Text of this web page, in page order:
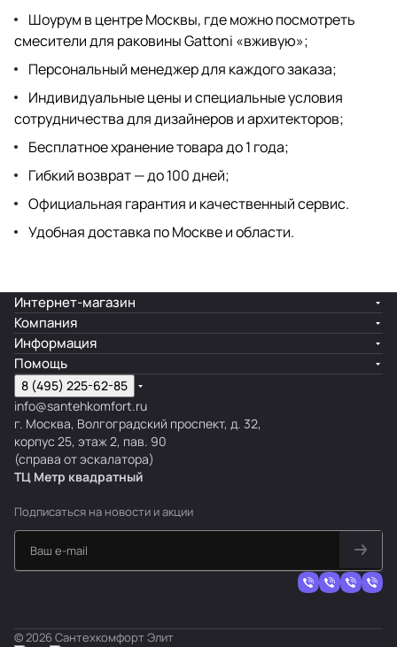
Шоурум в центре Москвы, где можно посмотреть
смесители для раковины Gattoni «вживую»;
Персональный менеджер для каждого заказа;
Индивидуальные цены и специальные условия
сотрудничества для дизайнеров и архитекторов;
Бесплатное хранение товара до 1 года;
Гибкий возврат — до 100 дней;
Официальная гарантия и качественный сервис.
Удобная доставка по Москве и области.
Интернет-магазин
Компания
Информация
Помощь
8 (495) 225-62-85
info@santehkomfort.ru
г. Москва, Волгоградский проспект, д. 32,
корпус 25, этаж 2, пав. 90
(справа от эскалатора)
ТЦ Метр квадратный
Подписаться на новости и акции
© 2026 Сантехкомфорт Элит